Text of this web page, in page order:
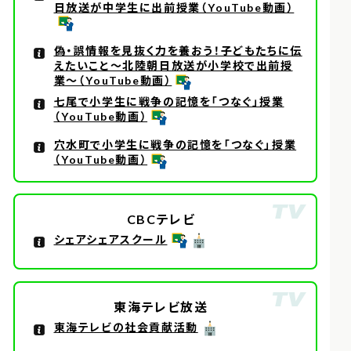
日放送が中学生に出前授業（YouTube動画）
偽・誤情報を見抜く力を養おう！子どもたちに伝
えたいこと～北陸朝日放送が小学校で出前授
業～（YouTube動画）
七尾で小学生に戦争の記憶を「つなぐ」授業
（YouTube動画）
穴水町で小学生に戦争の記憶を「つなぐ」授業
（YouTube動画）
CBCテレビ
シェアシェアスクール
東海テレビ放送
東海テレビの社会貢献活動